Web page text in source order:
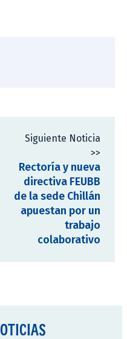
Siguiente Noticia
>>
Rectoría y nueva
directiva FEUBB
de la sede Chillán
apuestan por un
trabajo
colaborativo